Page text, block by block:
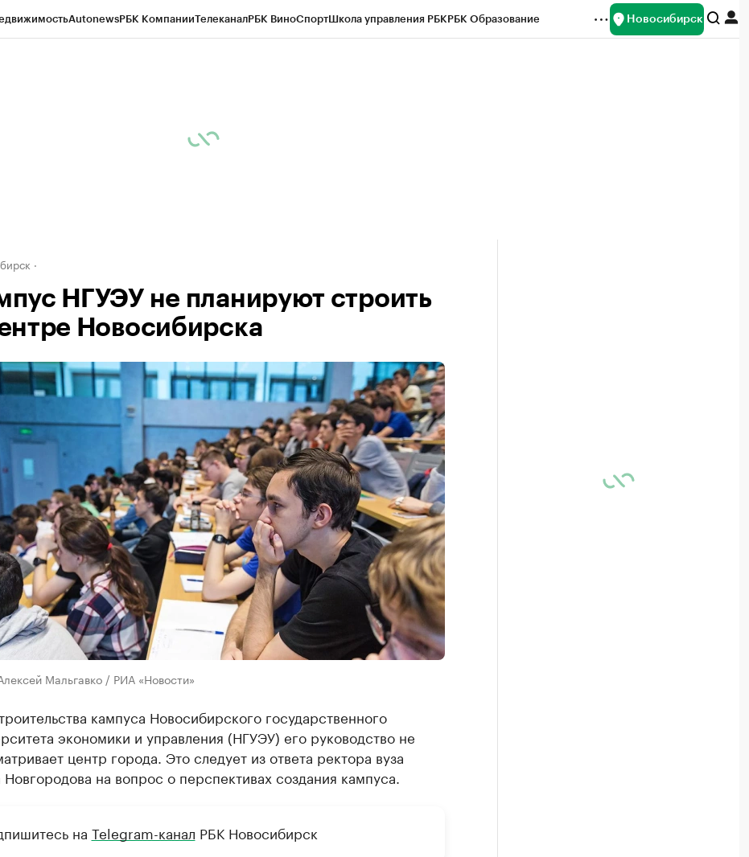
AutonewsРБК КомпанииТелеканалРБК ВиноСпортШкола управления РБКРБК Образование Новосибирск
НГУЭУ не планируют строить
Новосибирска
Мальгавко / РИА «Новости»
кампуса Новосибирского государственного
экономики и управления (НГУЭУ) его руководство не
центр города. Это следует из ответа ректора вуза
Новгородова на вопрос о перспективах создания кампуса.
на Telegram-канал РБК Новосибирск